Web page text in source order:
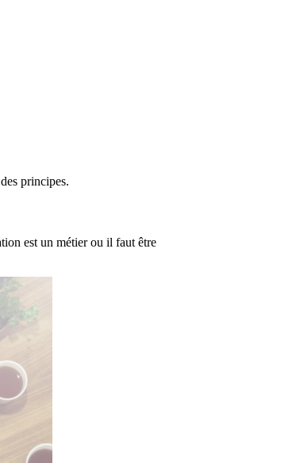
principes.
est un métier ou il faut être